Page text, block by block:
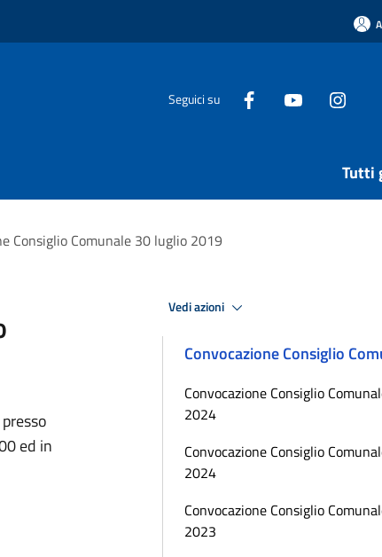
Seguici su
Tutti
Consiglio Comunale 30 luglio 2019
ed in
Vedi azioni
Convocazione Consiglio
Convocazione Consiglio
2024
Convocazione Consiglio
2024
Convocazione Consiglio
2023